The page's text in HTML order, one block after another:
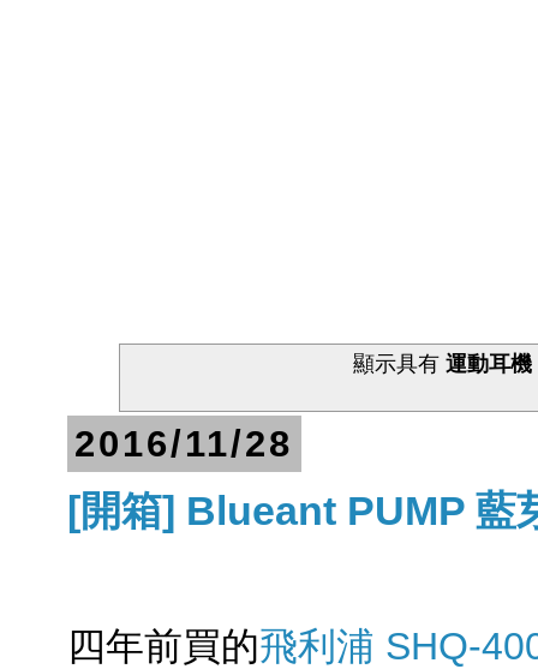
顯示具有 運動耳機
2016/11/28
[開箱] Blueant PUMP 藍
四年前買的飛利浦 SHQ-